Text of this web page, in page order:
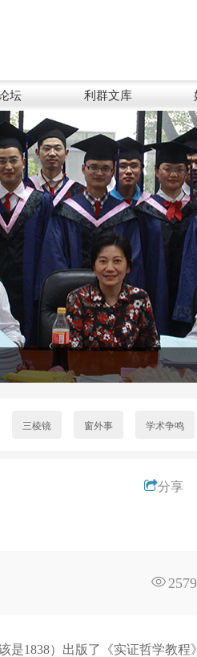
坛 利群文库
三棱镜 窗外事 学术争鸣
分享
2579
是1838）出版了《实证哲学教程